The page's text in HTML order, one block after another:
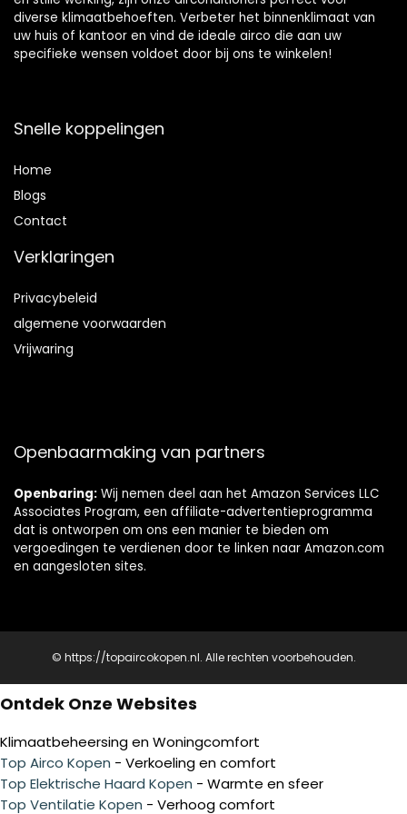
diverse klimaatbehoeften. Verbeter het binnenklimaat van
uw huis of kantoor en vind de ideale airco die aan uw
specifieke wensen voldoet door bij ons te winkelen!
Snelle koppelingen
Home
Blogs
Contact
Verklaringen
Privacybeleid
algemene voorwaarden
Vrijwaring
Openbaarmaking van partners
Openbaring: Wij nemen deel aan het Amazon Services LLC
Associates Program, een affiliate-advertentieprogramma
dat is ontworpen om ons een manier te bieden om
vergoedingen te verdienen door te linken naar Amazon.com
en aangesloten sites.
© https://topaircokopen.nl. Alle rechten voorbehouden.
Ontdek Onze Websites
Klimaatbeheersing en Woningcomfort
Top Airco Kopen - Verkoeling en comfort
Top Elektrische Haard Kopen - Warmte en sfeer
Top Ventilatie Kopen - Verhoog comfort